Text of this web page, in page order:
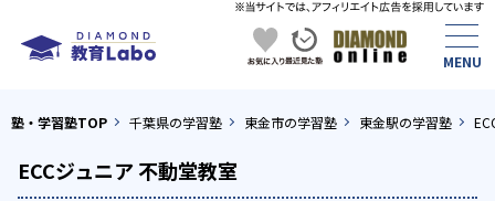
塾・学習塾TOP 千葉県の学習塾 東金市の学習塾 東金駅の学習塾
ECCジュニア 不動堂教室